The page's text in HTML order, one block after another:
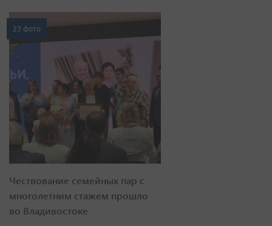
23 фото
Чествование семейных пар с
многолетним стажем прошло
во Владивостоке